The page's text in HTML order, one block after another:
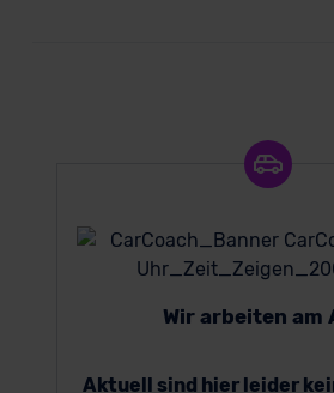
Wir arbeiten am
Aktuell sind hier leider